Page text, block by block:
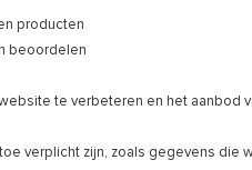
producten
beoordelen
te verbeteren en het aanbod
verplicht zijn, zoals gegevens die